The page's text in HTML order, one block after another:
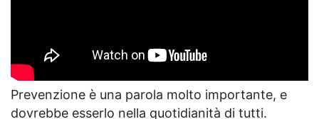
Prevenzione è una parola molto importante, e
dovrebbe esserlo nella quotidianità di tutti.